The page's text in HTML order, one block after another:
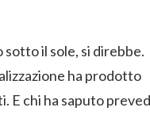
sotto il sole, si direbbe.
ha prodotto
E chi ha saputo